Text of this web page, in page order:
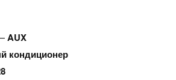
AUX
кондиционер